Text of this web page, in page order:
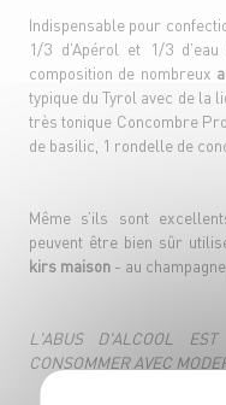
Indispensable pour
1/3 d’Apérol et 1/3
composition de nombreux
typique du Tyrol avec de la
très tonique Concombre
de basilic, 1 rondelle de
Même s’ils sont
peuvent être bien sûr
kirs maison - au
L'ABUS D'ALCOOL
CONSOMMER AVEC